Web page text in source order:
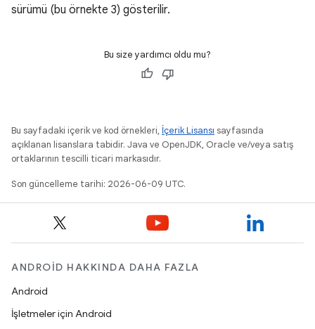
sürümü (bu örnekte 3) gösterilir.
Bu size yardımcı oldu mu?
Bu sayfadaki içerik ve kod örnekleri, İçerik Lisansı sayfasında
açıklanan lisanslara tabidir. Java ve OpenJDK, Oracle ve/veya satış
ortaklarının tescilli ticari markasıdır.
Son güncelleme tarihi: 2026-06-09 UTC.
ANDROID HAKKINDA DAHA FAZLA
Android
İşletmeler için Android